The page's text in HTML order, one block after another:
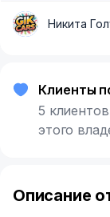
Н Никита
Клиенты
5
этого
Описание